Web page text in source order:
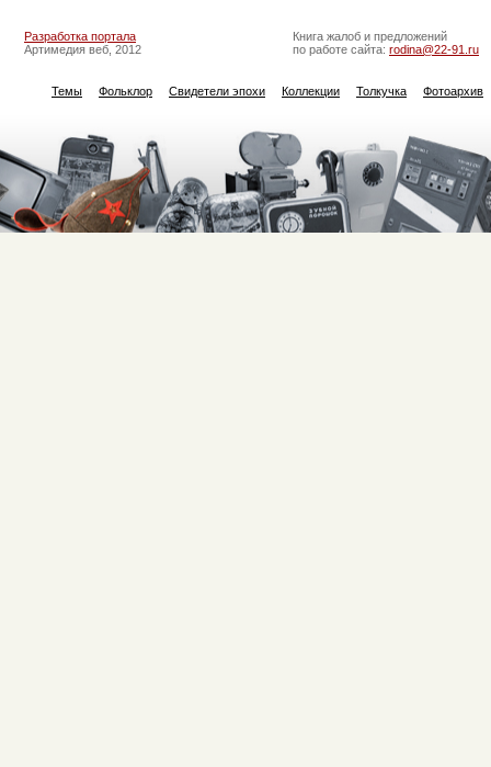
Разработка портала
Артимедия веб, 2012
Книга жалоб и предложений
по работе сайта: rodina@22-91.ru
Темы Фольклор Свидетели эпохи Коллекции Толкучка Фотоархив